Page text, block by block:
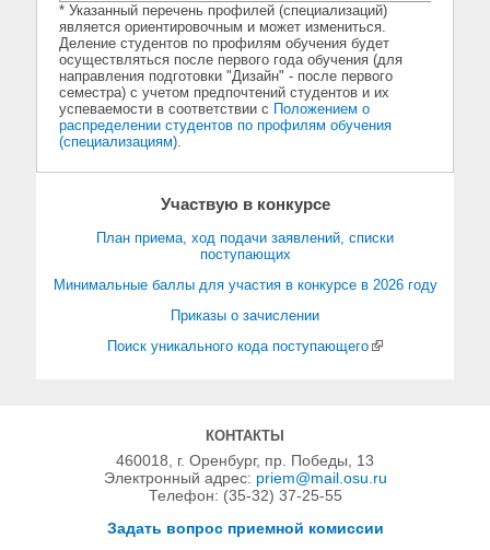
* Указанный перечень профилей (специализаций)
является ориентировочным и может измениться.
Деление студентов по профилям обучения будет
осуществляться после первого года обучения (для
направления подготовки "Дизайн" - после первого
семестра) с учетом предпочтений студентов и их
успеваемости в соответствии с Положением о
распределении студентов по профилям обучения
(специализациям)
Участвую в конкурсе
План приема, ход подачи заявлений, списки
поступающих
Минимальные баллы для участия в конкурсе в 2026 году
Приказы о зачислении
Поиск уникального кода поступающего
КОНТАКТЫ
460018, г. Оренбург, пр. Победы, 13
Электронный адрес: priem@mail.osu.ru
Телефон: (35-32) 37-25-55
Задать вопрос приемной комиссии